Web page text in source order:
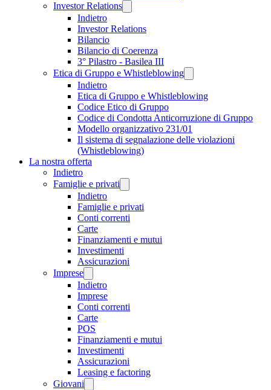
Investor Relations
Indietro
Investor Relations
Bilancio
Bilancio di Coerenza
3° Pilastro - Basilea III
Etica di Gruppo e Whistleblowing
Indietro
Etica di Gruppo e Whistleblowing
Codice Etico di Gruppo
Codice di Condotta Anticorruzione di Gruppo
Modello organizzativo 231/01
Il sistema di segnalazione delle violazioni
(Whistleblowing)
La nostra offerta
Indietro
Famiglie e privati
Indietro
Famiglie e privati
Conti correnti
Carte
Finanziamenti e mutui
Investimenti
Assicurazioni
Imprese
Indietro
Imprese
Conti correnti
Carte
POS
Finanziamenti e mutui
Investimenti
Assicurazioni
Leasing e factoring
Giovani